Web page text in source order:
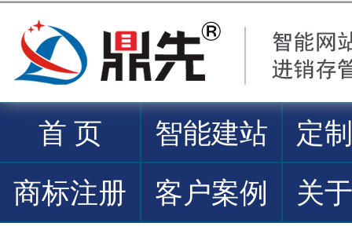
首 页 智能建站
定
商标注册
客户案例 关